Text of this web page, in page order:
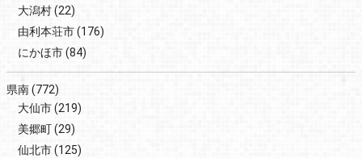
大潟村(22)
由利本荘市(176)
にかほ市(84)
県南(772)
大仙市(219)
美郷町(29)
仙北市(125)